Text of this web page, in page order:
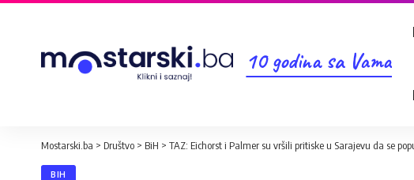
10 godina sa Vama
Mostarski.ba > Društvo > BiH > TAZ: Eichorst i Palmer su vršili pritiske u Sarajevu da se
BIH